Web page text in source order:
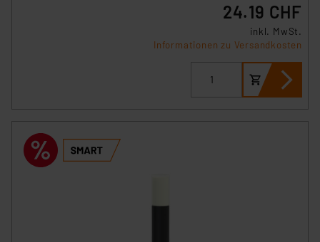
24.19 CHF
inkl. MwSt.
Informationen zu Versandkosten